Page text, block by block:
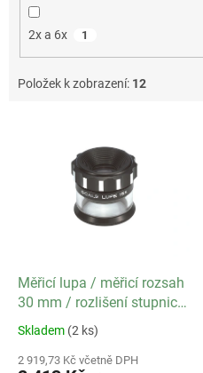
2x a 6x 1
Položek k zobrazení: 12
Měřicí lupa / měřicí rozsah
30 mm / rozlišení stupnice
0,1 mm
Skladem (2 ks)
2 919,73 Kč včetně DPH